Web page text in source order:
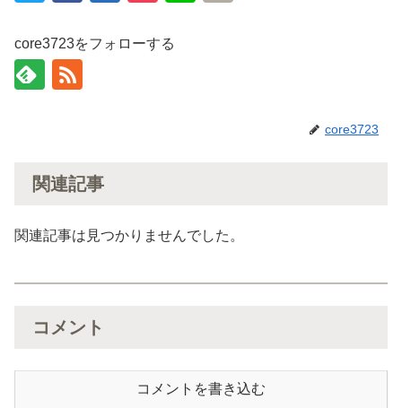
core3723をフォローする
core3723
関連記事
関連記事は見つかりませんでした。
コメント
コメントを書き込む